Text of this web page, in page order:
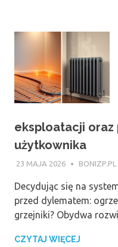
eksploatacji
użytkownika
23 MAJA 2026 BONIZP.PL
Decydując się na
przed dylematem:
grzejniki? Obydwa
CZYTAJ WIĘCEJ